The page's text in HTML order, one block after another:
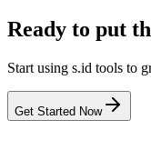
Ready to put
Start using s.id tools to
Get Started Now